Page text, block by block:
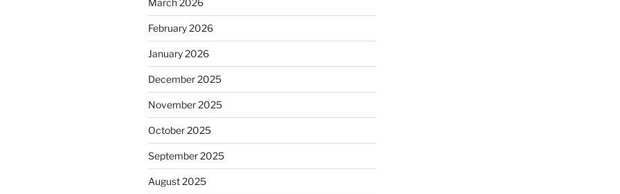
February 2026
January 2026
December 2025
November 2025
October 2025
September 2025
August 2025